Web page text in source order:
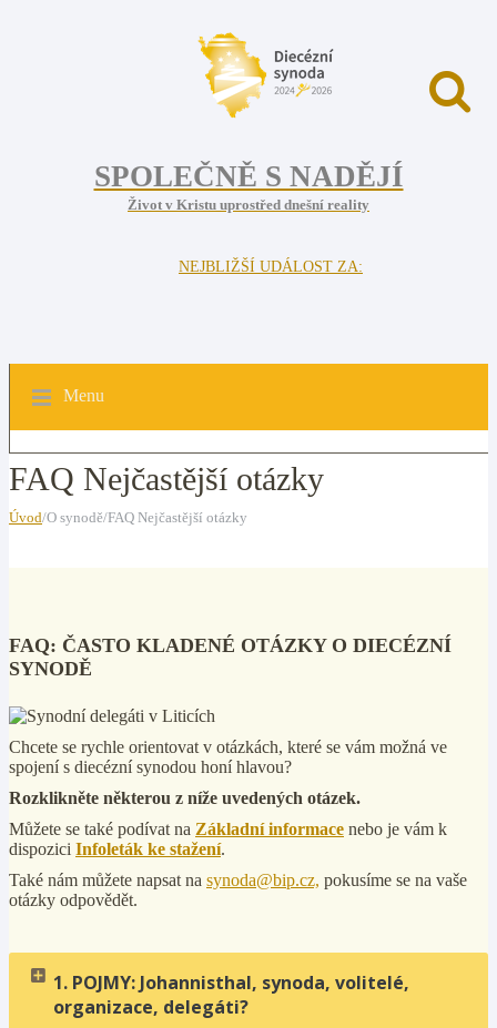
SPOLEČNĚ S NADĚJÍ
Život v Kristu uprostřed dnešní reality
NEJBLIŽŠÍ UDÁLOST ZA:
Menu
FAQ Nejčastější otázky
Úvod/O synodě/FAQ Nejčastější otázky
FAQ: ČASTO KLADENÉ OTÁZKY O DIECÉZNÍ
SYNODĚ
Chcete se rychle orientovat v otázkách, které se vám možná ve
spojení s diecézní synodou honí hlavou?
Rozklikněte některou z níže uvedených otázek.
Můžete se také podívat na Základní informace nebo je vám k
dispozici Infoleták ke stažení.
Také nám můžete napsat na synoda@bip.cz, pokusíme se na vaše
otázky odpovědět.
1. POJMY: Johannisthal, synoda, volitelé,
organizace, delegáti?